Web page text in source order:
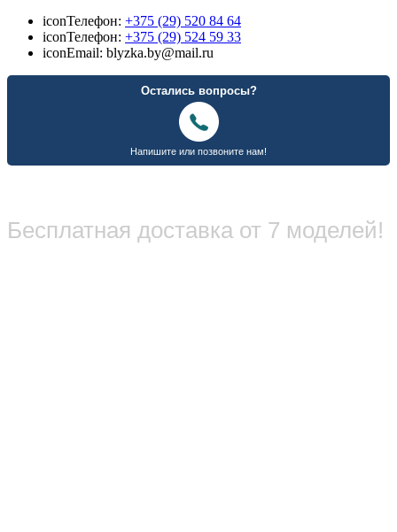
iconТелефон: +375 (29) 520 84 64
iconТелефон: +375 (29) 524 59 33
iconEmail: blyzka.by@mail.ru
Бесплатная доставка от 7 моделей!